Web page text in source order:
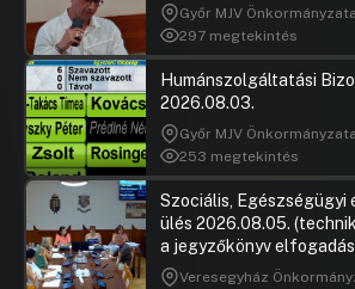
Győr MJV Önkormányzata
297 megtekintés
Humánszolgáltatási
2026.08.03.
Győr MJV Önkormányzata
253 megtekintés
Szociális, Egészségügyi
ülés 2026.08.05.
a jegyzőkönyv
Veresegyház